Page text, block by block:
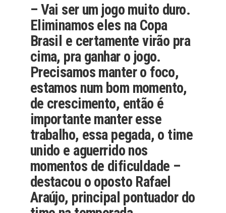
– Vai ser um jogo muito duro.
Eliminamos eles na Copa
Brasil e certamente virão pra
cima, pra ganhar o jogo.
Precisamos manter o foco,
estamos num bom momento,
de crescimento, então é
importante manter esse
trabalho, essa pegada, o time
unido e aguerrido nos
momentos de dificuldade –
destacou o oposto Rafael
Araújo, principal pontuador do